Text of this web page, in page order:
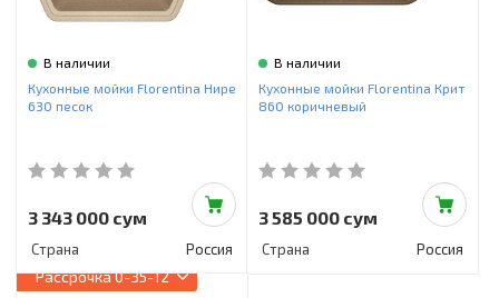
В наличии
Кухонные мойки Florentina Нире
630 песок
3 343 000 сум
Страна Россия
В наличии
Кухонные мойки Florentina Крит
860 коричневый
3 585 000 сум
Страна Россия
Рассрочка0-35-12